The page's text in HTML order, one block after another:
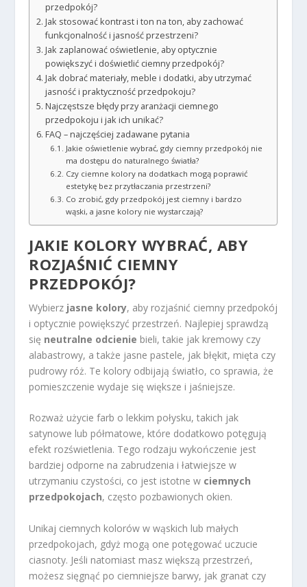
przedpokój?
Jak stosować kontrast i ton na ton, aby zachować
funkcjonalność i jasność przestrzeni?
Jak zaplanować oświetlenie, aby optycznie
powiększyć i doświetlić ciemny przedpokój?
Jak dobrać materiały, meble i dodatki, aby utrzymać
jasność i praktyczność przedpokoju?
Najczęstsze błędy przy aranżacji ciemnego
przedpokoju i jak ich unikać?
FAQ – najczęściej zadawane pytania
Jakie oświetlenie wybrać, gdy ciemny przedpokój nie
ma dostępu do naturalnego światła?
Czy ciemne kolory na dodatkach mogą poprawić
estetykę bez przytłaczania przestrzeni?
Co zrobić, gdy przedpokój jest ciemny i bardzo
wąski, a jasne kolory nie wystarczają?
JAKIE KOLORY WYBRAĆ, ABY
ROZJAŚNIĆ CIEMNY
PRZEDPOKÓJ?
Wybierz jasne kolory, aby rozjaśnić ciemny przedpokój
i optycznie powiększyć przestrzeń. Najlepiej sprawdzą
się neutralne odcienie bieli, takie jak kremowy czy
alabastrowy, a także jasne pastele, jak błękit, mięta czy
pudrowy róż. Te kolory odbijają światło, co sprawia, że
pomieszczenie wydaje się większe i jaśniejsze.
Rozważ użycie farb o lekkim połysku, takich jak
satynowe lub półmatowe, które dodatkowo potęgują
efekt rozświetlenia. Tego rodzaju wykończenie jest
bardziej odporne na zabrudzenia i łatwiejsze w
utrzymaniu czystości, co jest istotne w ciemnych
przedpokojach, często pozbawionych okien.
Unikaj ciemnych kolorów w wąskich lub małych
przedpokojach, gdyż mogą one potęgować uczucie
ciasnoty. Jeśli natomiast masz większą przestrzeń,
możesz sięgnąć po ciemniejsze barwy, jak granat czy